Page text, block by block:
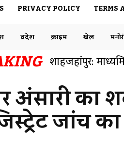
PRIVACY POLICY TERMS
विदेश क्राइम खेल
बनारस रेलवे स्टेशन
समाजसेवी डॉक्टर
अंसारी
जांच